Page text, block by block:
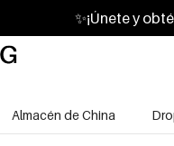
✨¡Únete y
Almacén de China